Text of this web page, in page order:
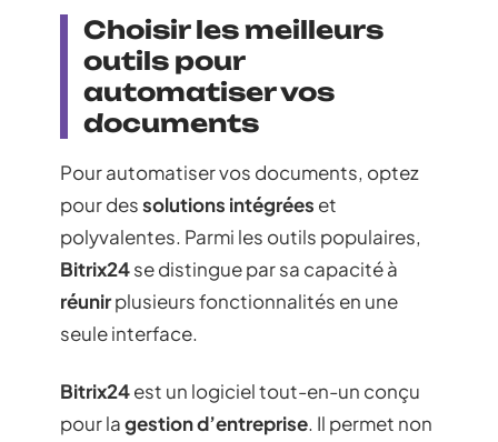
Choisir les meilleurs
outils pour
automatiser vos
documents
Pour automatiser vos documents, optez
pour dessolutions intégrées et
polyvalentes. Parmi les outils populaires,
Bitrix24se distingue par sa capacité à
réunirplusieurs fonctionnalités en une
seule interface.
Bitrix24est un logiciel tout-en-un conçu
pour lagestion d’entreprise. Il permet non